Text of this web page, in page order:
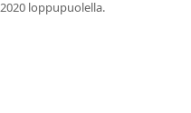
loppupuolella.